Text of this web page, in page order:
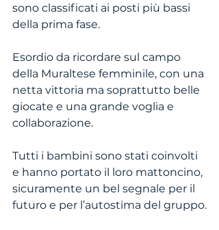
sono classificati ai posti più bassi
della prima fase.
Esordio da ricordare sul campo
della Muraltese femminile, con una
netta vittoria ma soprattutto belle
giocate e una grande voglia e
collaborazione.
Tutti i bambini sono stati coinvolti
e hanno portato il loro mattoncino,
sicuramente un bel segnale per il
futuro e per l’autostima del gruppo.